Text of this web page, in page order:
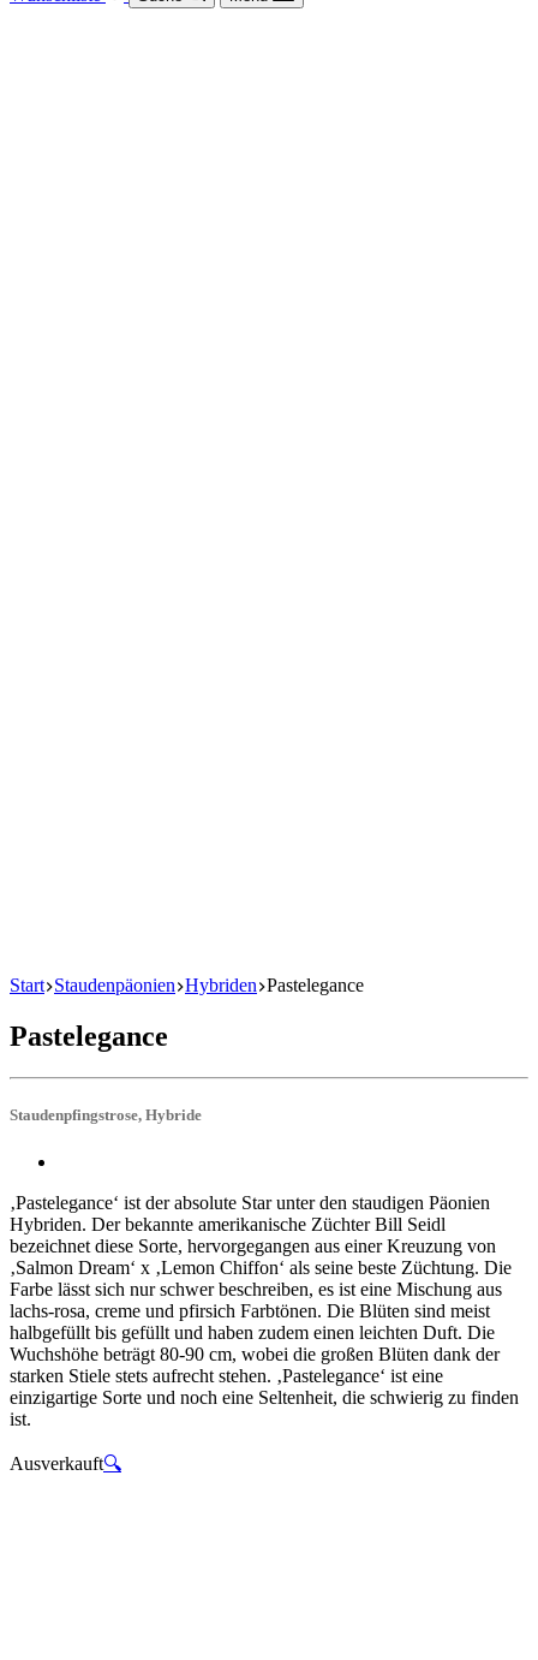
Start Staudenpäonien Hybriden Pastelegance
Pastelegance
Staudenpfingstrose, Hybride
‚Pastelegance‘ ist der absolute Star unter den staudigen Päonien
Hybriden. Der bekannte amerikanische Züchter Bill Seidl
bezeichnet diese Sorte, hervorgegangen aus einer Kreuzung von
‚Salmon Dream‘ x ‚Lemon Chiffon‘ als seine beste Züchtung. Die
Farbe lässt sich nur schwer beschreiben, es ist eine Mischung aus
lachs-rosa, creme und pfirsich Farbtönen. Die Blüten sind meist
halbgefüllt bis gefüllt und haben zudem einen leichten Duft. Die
Wuchshöhe beträgt 80-90 cm, wobei die großen Blüten dank der
starken Stiele stets aufrecht stehen. ‚Pastelegance‘ ist eine
einzigartige Sorte und noch eine Seltenheit, die schwierig zu finden
ist.
Ausverkauft🔍